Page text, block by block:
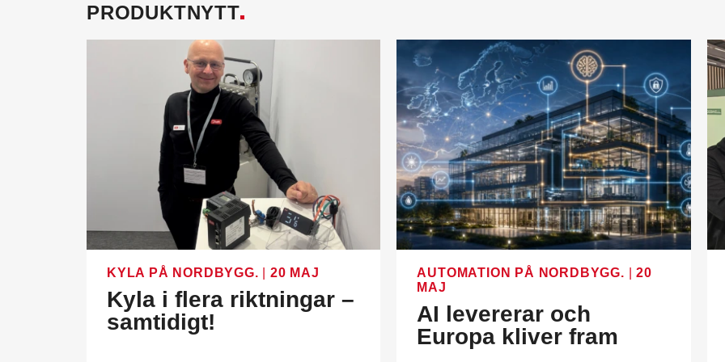
PRODUKTNYTT
KYLA PÅ NORDBYGG. 20 MAJ
Kyla i flera riktningar –
samtidigt!
AUTOMATION PÅ NORDBYGG.
20
MAJ
AI levererar och
Europa kliver fram